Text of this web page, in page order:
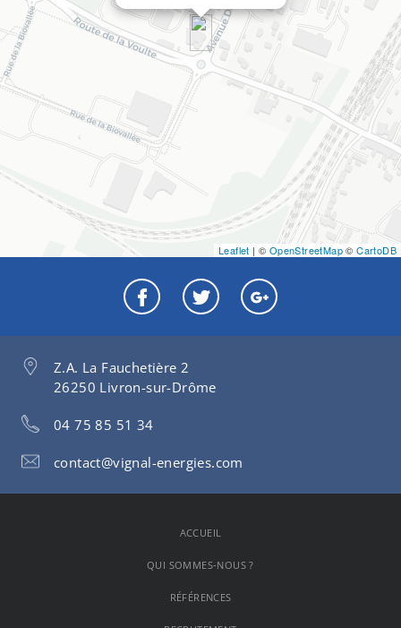
Leaflet | © OpenStreetMap©CartoDB
Z.A. La Fauchetière 2
26250 Livron-sur-Drôme
04 75 85 51 34
contact@vignal-energies.com
ACCUEIL
QUI SOMMES-NOUS ?
RÉFÉRENCES